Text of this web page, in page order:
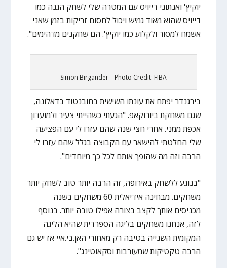
יוקיץ' ואנתוני דייויס עם המטרה שלי לשחק הגנה כמו
דייויס שהוא מאוד גמיש ויכול לחסום זריקות בזמן שאני
אשמח למסור ולקלוע כמו יוקיץ'. הם שחקנים מדהימים".
Simon Birgander – Photo Credit: FIBA
בירגנדר יפתח את עונתו השישית בחובנטוד בדאלונה,
שגם משחקת ביורוקאפ. "הגעתי כשהייתי צעיר ולמועדון
אכפת ממני. אחרי חצי שנה שהם עזרו לי עם הפציעה
שלי החלטתי להישאר עם הקבוצה בגלל שהם עזרו לי
הרבה וזה מה שהופך אותם לכל כך מיוחדים".
"בנוגע ללשחק באירופה, זה הרבה יותר טוב לשחק יותר
משחקים. מבחינה אידיאלית 60 משחקים בשנה
מכניסים אותך לקצב בצורה אפילו טובה יותר. בנוסף
לזה, אנחנו משחקים בליגה הספרדית שהיא הליגה
המקומית השנייה בטיבה רק מאחורי האן.בי.איי אז יש גם
הרבה טקטיקות שמעורבות וסקאוטינג".